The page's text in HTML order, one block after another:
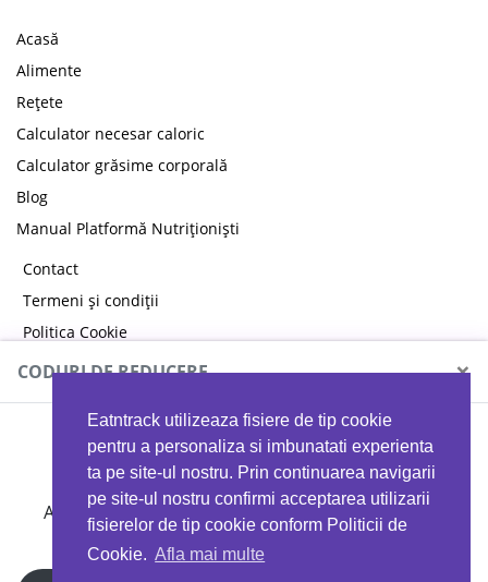
Eatntrack utilizeaza fisiere de tip cookie
pentru a personaliza si imbunatati experienta
ta pe site-ul nostru. Prin continuarea navigarii
pe site-ul nostru confirmi acceptarea utilizarii
fisierelor de tip cookie conform Politicii de
Cookie. Afla mai multe
Acasă
Alimente
Rețete
Calculator necesar caloric
Calculator grăsime corporală
Blog
Manual Platformă Nutriționiști
Contact
Termeni și condiții
Politica Cookie
Politica de confidențialitate
CODURI DE REDUCERE ×
MYPROTEIN
Ai 40%reducere la orice comandă folosind codul
EATTRACK